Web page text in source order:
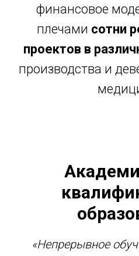
финансовое
плечами сотни
проектов в
производства и
«Непрерывное